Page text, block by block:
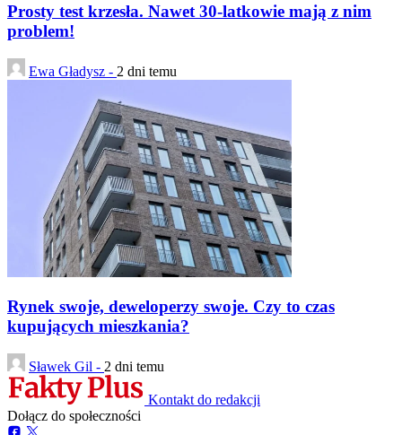
Prosty test krzesła. Nawet 30-latkowie mają z nim
problem!
Ewa Gładysz - 2 dni temu
Rynek swoje, deweloperzy swoje. Czy to czas
kupujących mieszkania?
Sławek Gil - 2 dni temu
Kontakt do redakcji
Dołącz do społeczności